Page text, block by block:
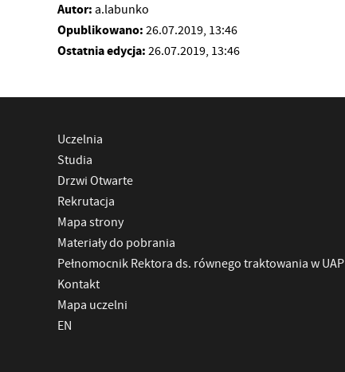
Autor: a.labunko
Opublikowano: 26.07.2019, 13:46
Ostatnia edycja: 26.07.2019, 13:46
Uczelnia
Studia
Drzwi Otwarte
Rekrutacja
Mapa strony
Materiały do pobrania
Pełnomocnik Rektora ds. równego traktowania w UAP
Kontakt
Mapa uczelni
EN